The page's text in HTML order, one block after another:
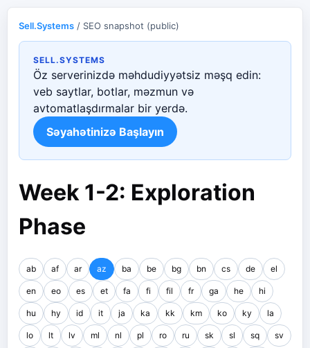
Sell.Systems / SEO snapshot (public)
SELL.SYSTEMS
Öz serverinizdə məhdudiyyətsiz məşq edin:
veb saytlar, botlar, məzmun və
avtomatlaşdırmalar bir yerdə.
Səyahətinizə Başlayın
Week 1-2: Exploration
Phase
ab af ar az ba be bg bn cs de el
en eo es et fa fi fil fr ga he hi
hu hy id it ja ka kk km ko ky la
lo lt lv ml nl pl ro ru sk sl sq sv